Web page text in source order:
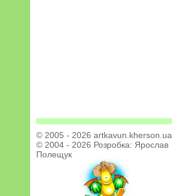
© 2005 - 2026 artkavun.kherson.ua
© 2004 - 2026 Розробка: Ярослав
Полещук